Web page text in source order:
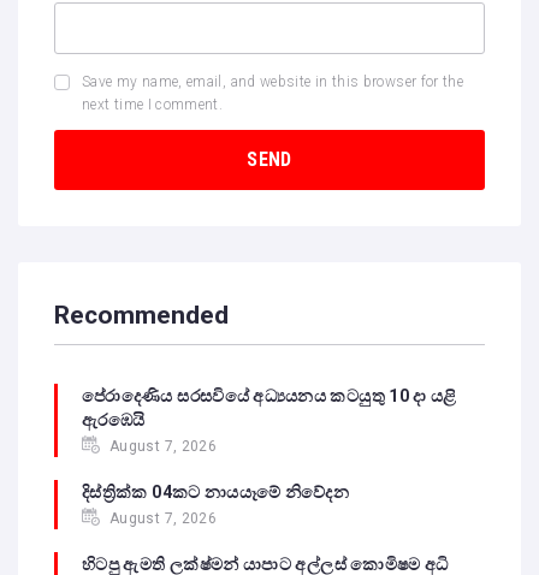
Save my name, email, and website in this browser for the
next time I comment.
Recommended
පේරාදෙණිය සරසවියේ අධ්‍යයනය කටයුතු 10 දා යළි
ඇරඹෙයි
August 7, 2026
දිස්ත්‍රික්ක 04කට නායයෑමේ නිවේදන
August 7, 2026
හිටපු ඇමති ලක්ෂ්මන් යාපාට අල්ලස් කොමිෂම අධි